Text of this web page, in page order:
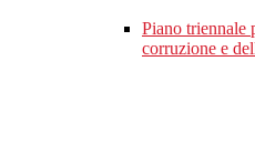
Piano triennale
corruzione e